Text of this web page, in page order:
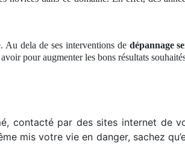
Au dela de ses interventions de dépannage
pour augmenter les bons résultats
contacté par des sites internet de
mis votre vie en danger, sachez